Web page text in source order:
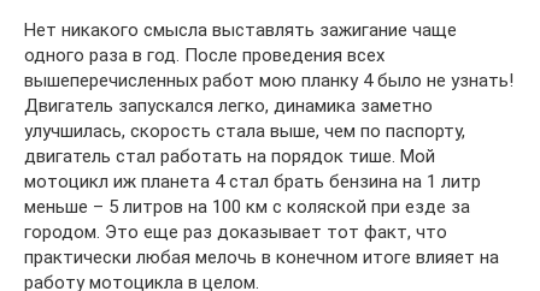
Нет никакого смысла выставлять зажигание чаще
одного раза в год. После проведения всех
вышеперечисленных работ мою планку 4 было не узнать!
Двигатель запускался легко, динамика заметно
улучшилась, скорость стала выше, чем по паспорту,
двигатель стал работать на порядок тише. Мой
мотоцикл иж планета 4 стал брать бензина на 1 литр
меньше – 5 литров на 100 км с коляской при езде за
городом. Это еще раз доказывает тот факт, что
практически любая мелочь в конечном итоге влияет на
работу мотоцикла в целом.